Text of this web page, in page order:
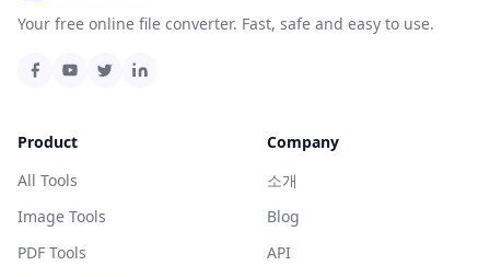
Your free online file converter. Fast, safe and easy to use.
Product
All Tools
Image Tools
PDF Tools
Company
소개
Blog
API